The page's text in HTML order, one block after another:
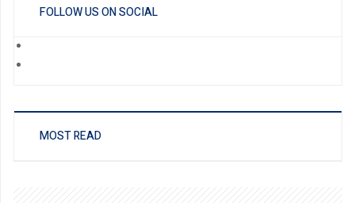
FOLLOW US ON SOCIAL
MOST READ